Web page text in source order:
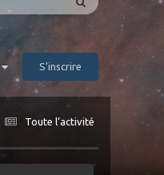
S’inscrire
Toute l’activité